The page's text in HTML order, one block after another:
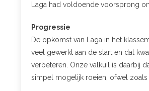
Laga had voldoende voorsprong
Progressie
De opkomst van Laga in het
veel gewerkt aan de start en dat
verbeteren. Onze valkuil is daarbij
simpel mogelijk roeien, ofwel zoals